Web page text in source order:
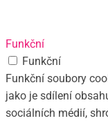
Funkční
Funkční
Funkční soubory
jako je sdílení
sociálních médií,